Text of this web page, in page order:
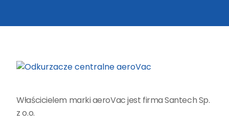
Właścicielem marki aeroVac jest firma Santech Sp.
z o.o.